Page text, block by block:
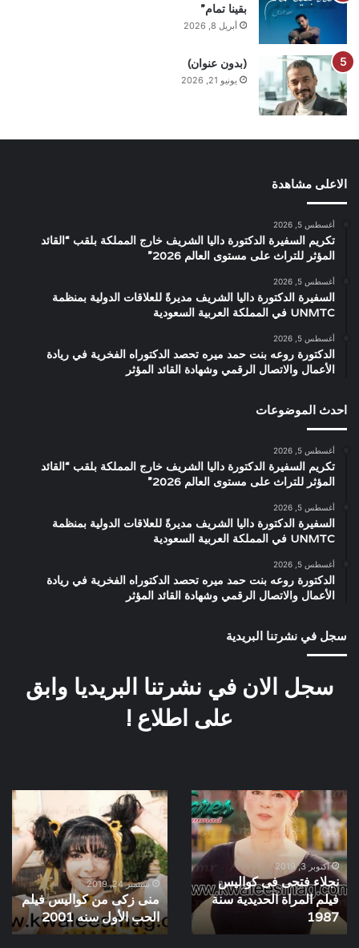
بقينا تمام”
أبريل 8, 2026
(بدون عنوان)
يونيو 21, 2026
الاعلى مشاهدة
أغسطس 5, 2026
تكريم السفيرة الدكتورة داليا الشريف خارج المملكة بلقب “القائد
المؤثر للتراث على مستوى العالم 2026”
أغسطس 5, 2026
السفيرة الدكتورة داليا الشريف مديرةً للعلاقات الدولية بمنظمة
UNMTC في المملكة العربية السعودية
أغسطس 5, 2026
الدكتورة روعه بنت حمد ميره تحصد الدكتوراه الفخرية في ريادة
الأعمال والاتصال الرقمي وشهادة القائد المؤثر
احدث الموضوعات
أغسطس 5, 2026
تكريم السفيرة الدكتورة داليا الشريف خارج المملكة بلقب “القائد
المؤثر للتراث على مستوى العالم 2026”
أغسطس 5, 2026
السفيرة الدكتورة داليا الشريف مديرةً للعلاقات الدولية بمنظمة
UNMTC في المملكة العربية السعودية
أغسطس 5, 2026
الدكتورة روعه بنت حمد ميره تحصد الدكتوراه الفخرية في ريادة
الأعمال والاتصال الرقمي وشهادة القائد المؤثر
سجل في نشرتنا البريدية
سجل الان في نشرتنا البريديا وابق
على اطلاع !
نجلاء
فتحى
فى
كواليس
فيلم
المراة
الحديدية
سنة
1987
أكتوبر 3, 2019
نجلاء فتحى فى كواليس
فيلم المراة الحديدية سنة
1987
منى
زكى
كواليس
فيلم
الحب
الأول
سنه
2001
سبتمبر 24, 2019
منى زكى من كواليس فيلم
الحب الأول سنه 2001